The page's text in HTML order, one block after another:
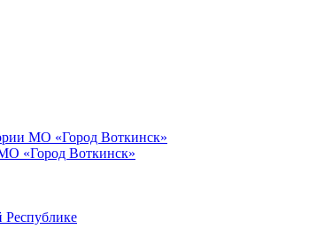
МО «Город Воткинск»
«Город Воткинск»
Республике